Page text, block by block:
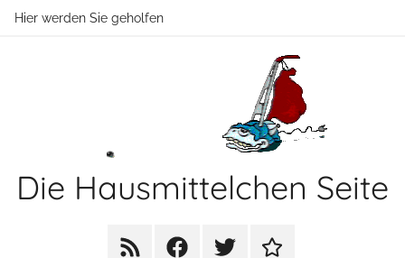
ZumHier werden Sie geholfen
Die Hausmittelchen Seite
RSS FacebookTwitter Newsletter